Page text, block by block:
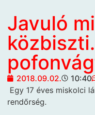
Javuló
2018.09.02. 10:40
Egy 17 éves miskolci
rendőrség.